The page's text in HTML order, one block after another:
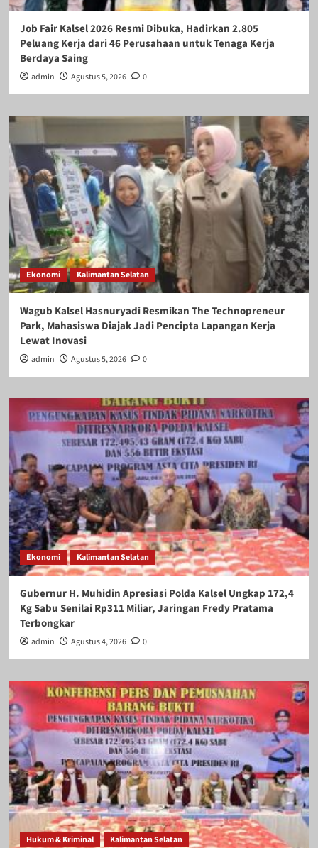
Job Fair Kalsel 2026 Resmi Dibuka, Hadirkan 2.805
Peluang Kerja dari 46 Perusahaan untuk Tenaga Kerja
Berdaya Saing
admin Agustus 5, 2026 0
Ekonomi Kalimantan Selatan
Wagub Kalsel Hasnuryadi Resmikan The Technopreneur
Park, Mahasiswa Diajak Jadi Pencipta Lapangan Kerja
Lewat Inovasi
admin Agustus 5, 2026 0
Ekonomi Kalimantan Selatan
Gubernur H. Muhidin Apresiasi Polda Kalsel Ungkap 172,4
Kg Sabu Senilai Rp311 Miliar, Jaringan Fredy Pratama
Terbongkar
admin Agustus 4, 2026 0
Hukum & Kriminal Kalimantan Selatan